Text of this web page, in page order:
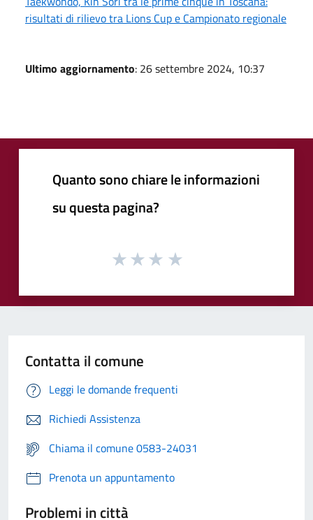
risultati di rilievo tra Lions Cup e Campionato regionale
Ultimo aggiornamento: 26 settembre 2024, 10:37
Quanto sono chiare le informazioni
su questa pagina?
Contatta il comune
Leggi le domande frequenti
Richiedi Assistenza
Chiama il comune 0583-24031
Prenota un appuntamento
Problemi in città